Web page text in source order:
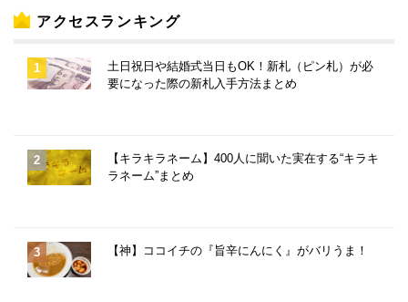
アクセスランキング
土日祝日や結婚式当日もOK！新札（ピン札）が必
要になった際の新札入手方法まとめ
【キラキラネーム】400人に聞いた実在する“キラキ
ラネーム”まとめ
【神】ココイチの『旨辛にんにく』がバリうま！